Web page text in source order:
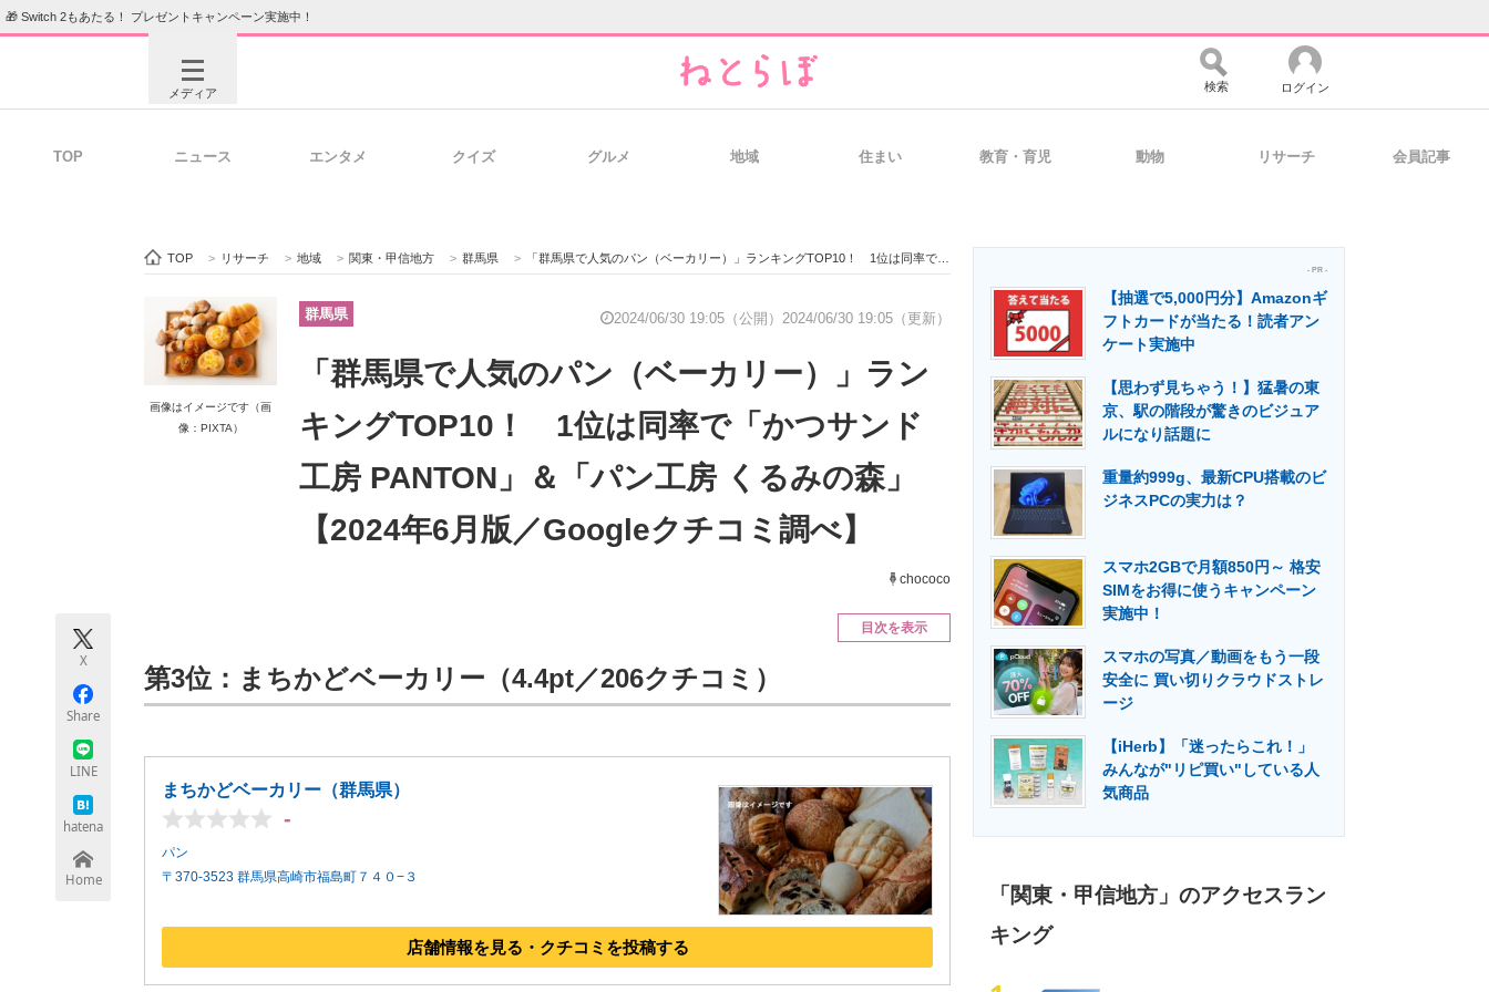
🎁 Switch 2もあたる！ プレゼントキャンペーン実施中！
メディア
ビジネスと働き方のヒント 経営リーダーのコミュニティ マーケ×ITの今がよく分かる
ITエンジニア向け専門サイト IT製品の技術・比較・事例 製造業のIT導入・活用を支援
モノづくり技術者専門サイト エレクトロニクス専門サイト 電子設計の基本と応用 エネルギーの専門メディア 建設×テクノロジーの最前線
検索 ログイン
TOP ニュース エンタメ クイズ グルメ 地域 住まい 教育・育児 動物 リサーチ 会員記事
TOP > リサーチ > 地域 > 関東・甲信地方 > 群馬県 > 「群馬県で人気のパン（ベーカリー）」ランキングTOP10！ 1位は同率で「かつサンド工房 PANTON」＆「パン工房 くるみの森」【2024年6月版／Googleクチコミ調べ】
画像はイメージです（画
像：PIXTA）
群馬県 2024/06/30 19:05（公開） 2024/06/30 19:05（更新）
「群馬県で人気のパン（ベーカリー）」ラン
キングTOP10！ 1位は同率で「かつサンド
工房 PANTON」＆「パン工房 くるみの森」
【2024年6月版／Googleクチコミ調べ】
chococo
X
Share
LINE
hatena
Home
目次を表示
第3位：まちかどベーカリー（4.4pt／206クチコミ）
まちかどベーカリー（群馬県）
-
パン
〒370-3523 群馬県高崎市福島町７４０−３
店舗情報を見る・クチコミを投稿する
- PR -
【抽選で5,000円分】Amazonギ
フトカードが当たる！読者アン
ケート実施中
【思わず見ちゃう！】猛暑の東
京、駅の階段が驚きのビジュア
ルになり話題に
重量約999g、最新CPU搭載のビ
ジネスPCの実力は？
スマホ2GBで月額850円～ 格安
SIMをお得に使うキャンペーン
実施中！
スマホの写真／動画をもう一段
安全に 買い切りクラウドストレ
ージ
【iHerb】「迷ったらこれ！」
みんなが"リピ買い"している人
気商品
「関東・甲信地方」のアクセスラン
キング